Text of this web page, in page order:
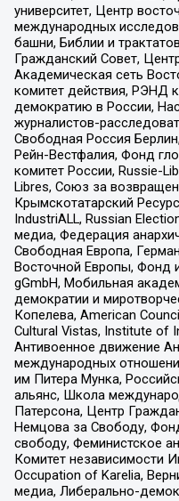
университет, Центр
международных
башни, Библии и
Гражданский Совет,
Академическая сеть
комитет действия, РЭНД
демократию в России,
журналистов-
Свободная Россия
Рейн-Вестфалия, Фонд
комитет России, Russie-
Libres, Союз за
Крымскотатарский
IndustriALL, Russian
медиа, Федерация
Свободная Европа,
Восточной Европы, Фонд
gGmbH, Мобильная
демократии и
Копелева, American
Cultural Vistas, Institute of
Антивоенное движение
международных
им Питера Мунка,
альянс, Школа
Патерсона, Центр
Немцова за Свободу,
свободу, Феминистское
Комитет независимости
Occupation of Karelia,
медиа, Либерально-